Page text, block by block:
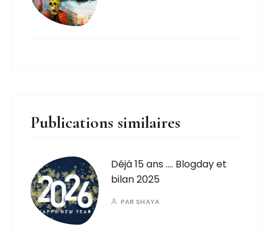
Publications similaires
Déjà 15 ans …. Blogday et
bilan 2025
PAR SHAYA